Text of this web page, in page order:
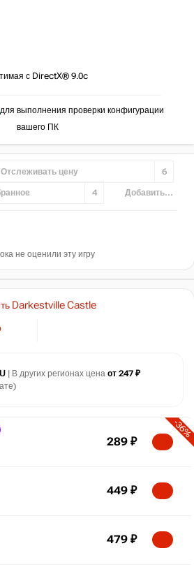
с DirectX® 9.0c
для выполнения проверки конфигурации
вашего ПК
Отслеживать цену 6
4 Добавить...
не оценили эту игру
Darkestville Castle
| В других регионах цена от 247 ₽
-36%
289 ₽
449 ₽
479 ₽